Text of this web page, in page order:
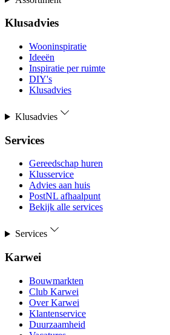
Klusadvies
Wooninspiratie
Ideeën
Inspiratie per ruimte
DIY's
Klusadvies
Klusadvies
Services
Gereedschap huren
Klusservice
Advies aan huis
PostNL afhaalpunt
Bekijk alle services
Services
Karwei
Bouwmarkten
Club Karwei
Over Karwei
Klantenservice
Duurzaamheid